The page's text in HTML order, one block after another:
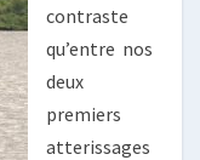
contraste
qu’entre nos
deux
premiers
atterissages